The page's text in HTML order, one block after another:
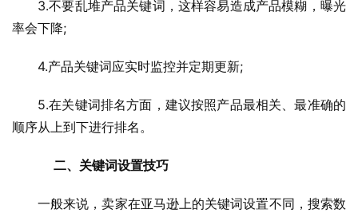
3.不要乱堆产品关键词，这样容易造成产品模糊，曝光
率会下降;
4.产品关键词应实时监控并定期更新;
5.在关键词排名方面，建议按照产品最相关、最准确的
顺序从上到下进行排名。
二、关键词设置技巧
一般来说，卖家在亚马逊上的关键词设置不同，搜索数